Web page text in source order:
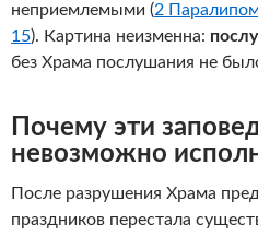
неприемлемыми (2
15). Картина неизменна:
без Храма послушания не
Почему эти
невозможно
После разрушения Храма
праздников перестала